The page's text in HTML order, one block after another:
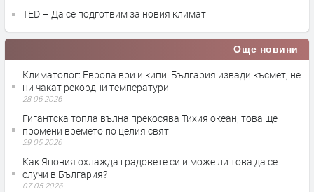
TED – Да се подготвим за новия климат
Още новини
Климатолог: Европа ври и кипи. България извади късмет, не
ни чакат рекордни температури
28.06.2026
Гигантска топла вълна прекосява Тихия океан, това ще
промени времето по целия свят
29.05.2026
Как Япония охлажда градовете си и може ли това да се
случи в България?
07.05.2026